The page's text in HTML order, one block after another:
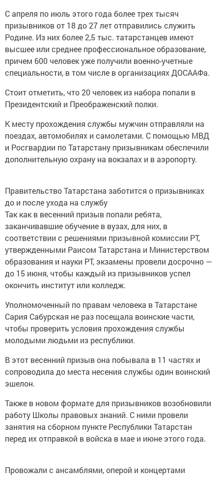
С апреля по июль этого года более трех тысяч
призывников от 18 до 27 лет отправились служить
Родине. Из них более 2,5 тыс. татарстанцев имеют
высшее или среднее профессиональное образование,
причем 600 человек уже получили военно-учетные
специальности, в том числе в организациях ДОСААФа.
Стоит отметить, что 20 человек из набора попали в
Президентский и Преображенский полки.
К месту прохождения службы мужчин отправляли на
поездах, автомобилях и самолетами. С помощью МВД
и Росгвардии по Татарстану призывникам обеспечили
дополнительную охрану на вокзалах и в аэропорту.
Правительство Татарстана заботится о призывниках
до и после ухода на службу
Так как в весенний призыв попали ребята,
заканчивавшие обучение в вузах, для них, в
соответствии с решениями призывной комиссии РТ,
утвержденными Раисом Татарстана и Министерством
образования и науки РТ, экзамены провели досрочно —
до 15 июня, чтобы каждый из призывников успел
окончить институт или колледж.
Уполномоченный по правам человека в Татарстане
Сария Сабурская не раз посещала воинские части,
чтобы проверить условия прохождения службы
молодыми людьми из республики.
В этот весенний призыв она побывала в 11 частях и
сопроводила до места несения службы один воинский
эшелон.
Также в новом формате для призывников возобновили
работу Школы правовых знаний. С ними провели
занятия на сборном пункте Республики Татарстан
перед их отправкой в войска в мае и июне этого года.
Провожали с ансамблями, оперой и концертами